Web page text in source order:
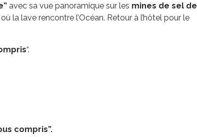
avec sa vue panoramique sur les mines de sel de
la lave rencontre l’Océan. Retour à l’hôtel pour le
“.
compris”.